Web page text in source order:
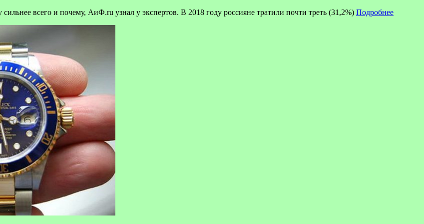
всего и почему, АиФ.ru узнал у экспертов. В 2018 году россияне тратили почти треть (31,2%) Подробнее